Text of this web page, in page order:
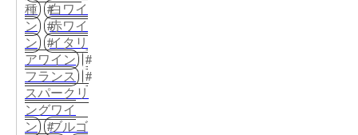
種
白ワイ
ン
赤ワイ
ン
イタリ
アワイン
フランス
スパークリ
ングワイ
ン
ブルゴ